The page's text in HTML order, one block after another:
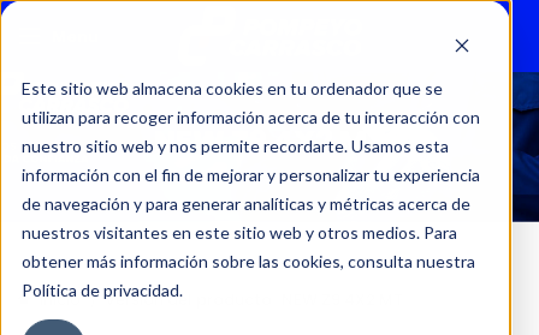
Este sitio web almacena cookies en tu ordenador que se
utilizan para recoger información acerca de tu interacción con
nuestro sitio web y nos permite recordarte. Usamos esta
información con el fin de mejorar y personalizar tu experiencia
de navegación y para generar analíticas y métricas acerca de
nuestros visitantes en este sitio web y otros medios. Para
obtener más información sobre las cookies, consulta nuestra
Política de privacidad.
NEW Z9 4X2 MT
Inicio Versión del producto